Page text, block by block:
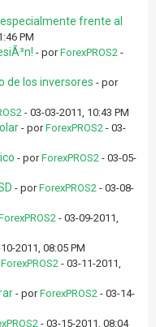
frente al
PM
- porForexPROS2 -
de los inversores - por
- 03-03-2011, 10:43 PM
- porForexPROS2 - 03-
- porForexPROS2 - 03-05-
- porForexPROS2 - 03-08-
- 03-09-2011,
2011, 08:05 PM
ForexPROS2 - 03-11-2011,
- porForexPROS2 - 03-14-
- 03-15-2011, 08:04